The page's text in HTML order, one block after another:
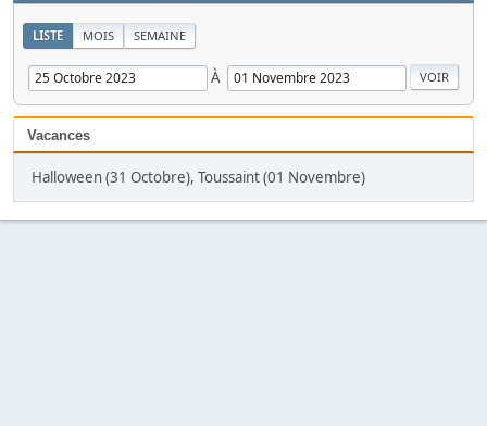
LISTE MOIS SEMAINE
À
Vacances
Halloween (31 Octobre), Toussaint (01 Novembre)